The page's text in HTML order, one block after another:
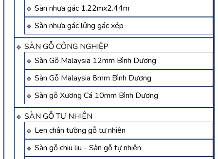
Sàn nhựa gác 1.22mx2.44m
Sàn nhựa gác lửng gác xép
SÀN GỖ CÔNG NGHIỆP
Sàn Gỗ Malaysia 12mm Bình Dương
Sàn Gỗ Malaysia 8mm Bình Dương
Sàn gỗ Xương Cá 10mm Bình Dương
SÀN GỖ TỰ NHIÊN
Len chân tường gỗ tự nhiên
Sàn gỗ chiu liu - Sàn gỗ tự nhiên